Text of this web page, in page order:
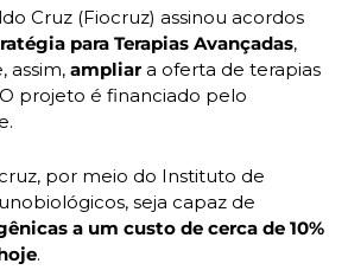
Cruz (Fiocruz) assinou acordos
para Terapias Avançadas,
assim, ampliar a oferta de terapias
projeto é financiado pelo
por meio do Instituto de
seja capaz de
a um custo de cerca de 10%
.